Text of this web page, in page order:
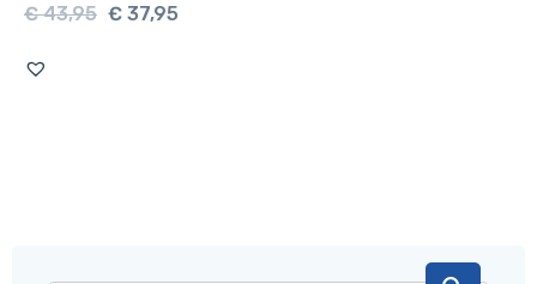
€43,95 Oorspronkelijke
€37,95Huidige